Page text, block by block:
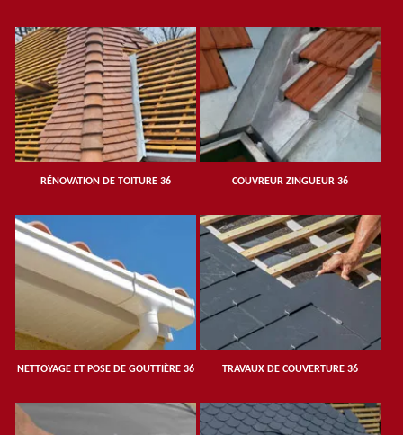
RÉNOVATION DE TOITURE 36 COUVREUR ZINGUEUR 36
NETTOYAGE ET POSE DE GOUTTIÈRE 36 TRAVAUX DE COUVERTURE 36